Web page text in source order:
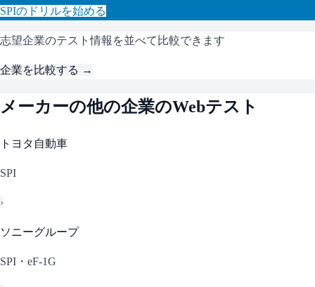
SPIのドリルを始める
志望企業のテスト情報を並べて比較できます
企業を比較する →
メーカーの他の企業のWebテスト
トヨタ自動車
SPI
›
ソニーグループ
SPI・eF-1G